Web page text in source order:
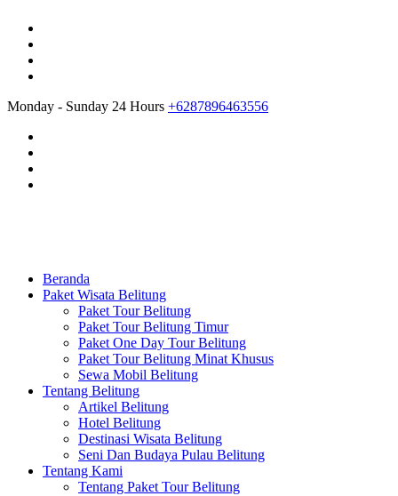
Monday - Sunday 24 Hours +6287896463556
Beranda
Paket Wisata Belitung
Paket Tour Belitung
Paket Tour Belitung Timur
Paket One Day Tour Belitung
Paket Tour Belitung Minat Khusus
Sewa Mobil Belitung
Tentang Belitung
Artikel Belitung
Hotel Belitung
Destinasi Wisata Belitung
Seni Dan Budaya Pulau Belitung
Tentang Kami
Tentang Paket Tour Belitung